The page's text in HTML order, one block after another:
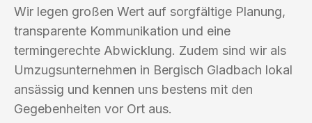
Wir legen großen Wert auf sorgfältige Planung,
transparente Kommunikation und eine
termingerechte Abwicklung. Zudem sind wir als
Umzugsunternehmen in Bergisch Gladbach lokal
ansässig und kennen uns bestens mit den
Gegebenheiten vor Ort aus.